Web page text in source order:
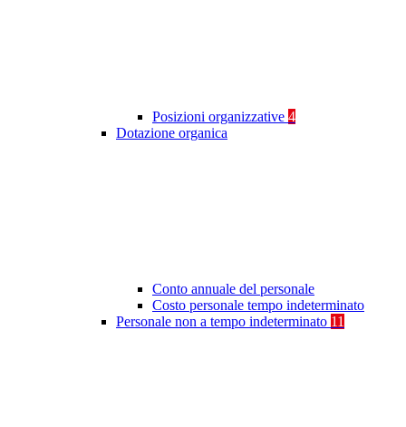
Posizioni organizzative 4
Dotazione organica
Conto annuale del personale
Costo personale tempo indeterminato
Personale non a tempo indeterminato 11